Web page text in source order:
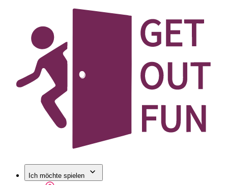
Ich möchte spielen